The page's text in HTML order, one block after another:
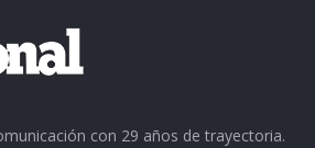
con 29 años de trayectoria.